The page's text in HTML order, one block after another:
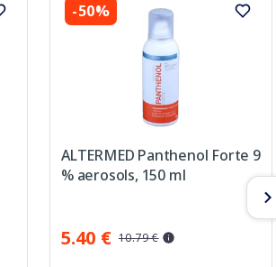
-50%
ALTERMED Panthenol Forte 9
% aerosols, 150 ml
5.40 € 10.79 €